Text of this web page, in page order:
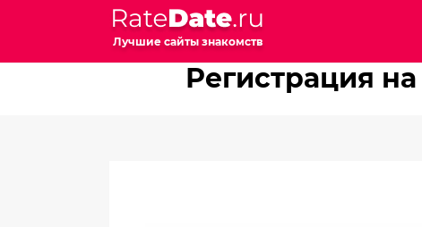
Лучшие сайты знакомств
Регистрация